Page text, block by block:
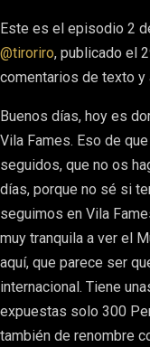
Este es el episodio 2
@tiroriro, publicado el
comentarios de texto y
Buenos días, hoy es
Vila Fames. Eso de
seguidos, que no os
días, porque no sé si
seguimos en Vila
muy tranquila a ver el
aquí, que parece ser
internacional. Tiene
expuestas solo 300
también de renombre